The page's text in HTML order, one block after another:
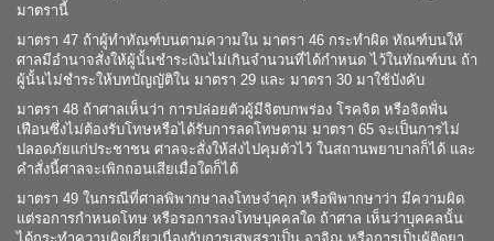
มาตรานี้
มาตรา 47 ถ้าผู้ทำทัณฑ์บนตามความใน มาตรา 46 กระทำผิด ทัณฑ์บนให้
ศาลมีอำนาจสั่งให้ผู้นั้นชำระเงินไม่เกินจำนวนที่ได้กำหนด ไว้ในทัณฑ์บน ถ้า
ผู้นั้นไม่ชำระให้บทบัญญัติใน มาตรา 29 และ มาตรา 30 มาใช้บังคับ
มาตรา 48 ถ้าศาลเห็นว่า การปล่อยตัวผู้มีจิตบกพร่อง โรคจิต หรือจิตฟั่น
เฟือนซึ่งไม่ต้องรับโทษหรือได้รับการลดโทษตาม มาตรา 65 จะเป็นการไม่
ปลอดภัยแก่ประชาชน ศาลจะสั่งให้ส่งไปคุมตัวไว้ ในสถานพยาบาลก็ได้ และ
คำสั่งนี้ศาลจะเพิกถอนเสียเมื่อใดก็ได้
มาตรา 49 ในกรณีที่ศาลพิพากษาลงโทษจำคุก หรือพิพากษาว่า มีความผิด
แต่รอการกำหนดโทษ หรือรอการลงโทษบุคคลใด ถ้าศาล เห็นว่าบุคคลนั้น